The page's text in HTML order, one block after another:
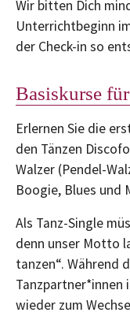
Wir bitten Dich
Unterrichtbeginn
der Check-in so
Basiskurse
Erlernen Sie die
den Tänzen
Walzer (Pendel-
Boogie, Blues und
Als Tanz-Single
denn unser Motto
tanzen“. Während
Tanzpartner*innen
wieder zum